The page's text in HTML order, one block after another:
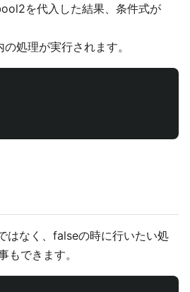
を代入した結果、条件式が
処理が実行されます。
はなく、falseの時に行いたい処
もできます。